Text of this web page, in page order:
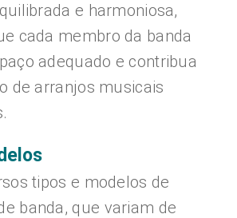
e harmoniosa,
cada membro da banda
adequado e contribua
de arranjos musicais
tipos e modelos de
banda, que variam de